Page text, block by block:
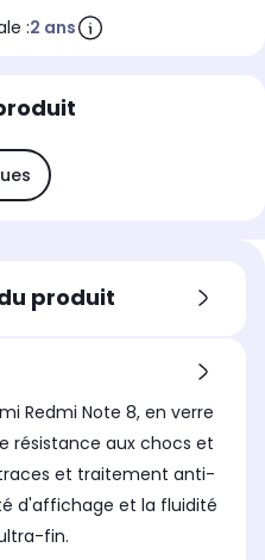
:2 ans
produit
Redmi Note 8, en verre
résistance aux chocs et
et traitement anti-
d'affichage et la fluidité
fin.